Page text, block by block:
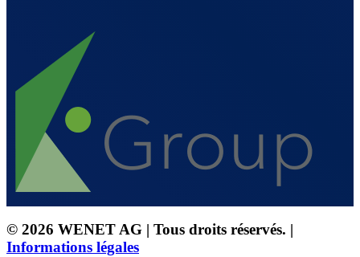
© 2026 WENET AG | Tous droits réservés. |
Informations légales